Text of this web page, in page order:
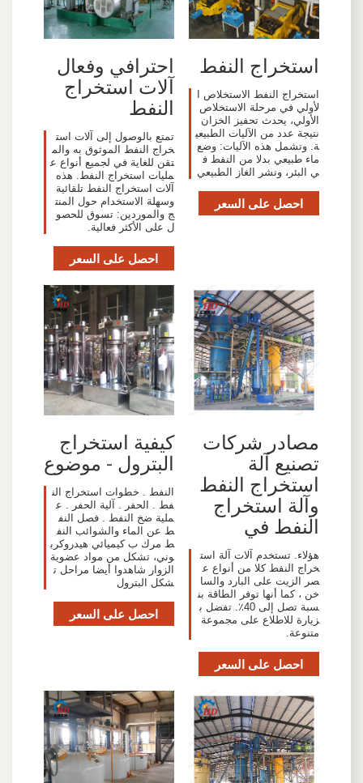
استخراج النفط
استخراج النفط الاستخلاص ا
لأولي في مرحلة الاستخلاص
الأولي، يحدث تحفيز الخزان
نتيجة عدد من الآليات الطبيعي
ة. وتشمل هذه الآليات: وضع
ماء طبيعي بدلا من النفط ف
ي البئر، ونشر الغاز الطبيعي
احصل على السعر
احترافي وفعال
آلات استخراج
النفط
تمتع بالوصول إلى آلات است
خراج النفط الموثوق به والم
تقن للغاية في لجميع أنواع ع
مليات استخراج النفط. هذه
آلات استخراج النفط تلقائية
وسهلة الاستخدام حول المنت
ج والموردين: تسوق للحصو
ل على الأكثر فعالية.
احصل على السعر
مصادر شركات
تصنيع آلة
استخراج النفط
وآلة استخراج
النفط في
هؤلاء. تستخدم آلات آلة است
خراج النفط كلا من أنواع ع
صر الزيت على البارد والسا
خن ، كما أنها توفر الطاقة بن
سبة تصل إلى 40٪. تفضل ب
زيارة للاطلاع على مجموعة
متنوعة.
احصل على السعر
كيفية استخراج
البترول - موضوع
النفط . خطوات استخراج الن
فط . الحفر . آلية الحفر . ع
ملية ضخ النفط . فصل النف
ط عن الماء والشوائب النف
ط مرك ب كيميائي هيدروكرب
وني، تشكل من مواد عضوية
الزوار شاهدوا أيضا مراحل ت
شكل البترول
احصل على السعر